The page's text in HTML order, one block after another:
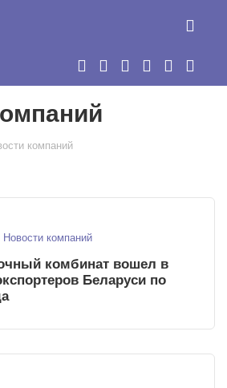
компаний
Новости компаний
комбинат вошел в
Беларуси по